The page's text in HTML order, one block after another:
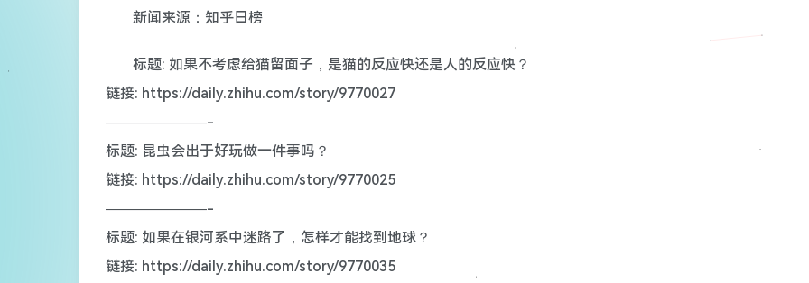
新闻来源：知乎日榜
标题: 如果不考虑给猫留面子，是猫的反应快还是人的反应快？
链接: https://daily.zhihu.com/story/9770027
———————-
标题: 昆虫会出于好玩做一件事吗？
链接: https://daily.zhihu.com/story/9770025
———————-
标题: 如果在银河系中迷路了，怎样才能找到地球？
链接: https://daily.zhihu.com/story/9770035